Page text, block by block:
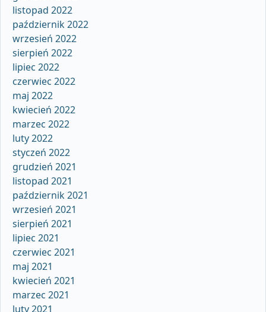
listopad 2022
październik 2022
wrzesień 2022
sierpień 2022
lipiec 2022
czerwiec 2022
maj 2022
kwiecień 2022
marzec 2022
luty 2022
styczeń 2022
grudzień 2021
listopad 2021
październik 2021
wrzesień 2021
sierpień 2021
lipiec 2021
czerwiec 2021
maj 2021
kwiecień 2021
marzec 2021
luty 2021